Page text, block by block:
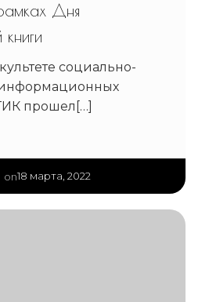
Дня
социально-
прошел[…]
on18 марта, 2022